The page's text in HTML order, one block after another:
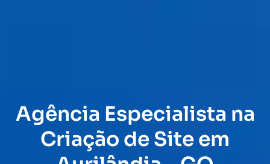
Agência Especialista na
Criação de Site em